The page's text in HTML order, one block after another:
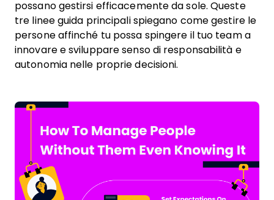
possano gestirsi efficacemente da sole. Queste
tre linee guida principali spiegano come gestire le
persone affinché tu possa spingere il tuo team a
innovare e sviluppare senso di responsabilità e
autonomia nelle proprie decisioni.